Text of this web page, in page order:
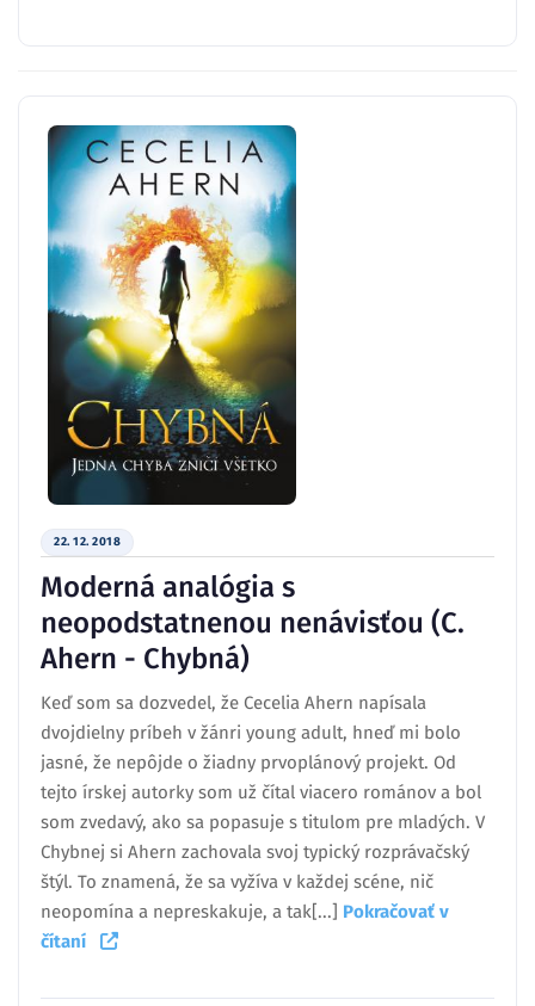
22. 12. 2018
Moderná analógia s
neopodstatnenou nenávisťou (C.
Ahern - Chybná)
Keď som sa dozvedel, že Cecelia Ahern napísala
dvojdielny príbeh v žánri young adult, hneď mi bolo
jasné, že nepôjde o žiadny prvoplánový projekt. Od
tejto írskej autorky som už čítal viacero románov a bol
som zvedavý, ako sa popasuje s titulom pre mladých. V
Chybnej si Ahern zachovala svoj typický rozprávačský
štýl. To znamená, že sa vyžíva v každej scéne, nič
neopomína a nepreskakuje, a tak[...] Pokračovať v
čítaní